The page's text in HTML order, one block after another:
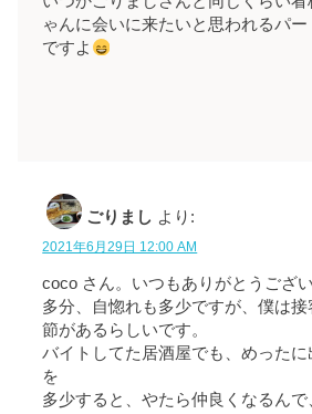
ゃんに会いに来たいと思われるパ
ですよ
ごりまし より:
2021年6月29日 12:00 AM
coco さん。いつもありがとうござい
多分、自惚れも多少ですが、僕は
節があるらしいです。
バイトしてた居酒屋でも、めった
を
多少すると、やたら仲良くなるんで